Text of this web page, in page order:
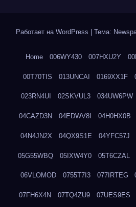
Работает на WordPress Тема:
Home 006WY430 007HXU2Y
00T70TIS 013UNCAI 0169XX1F
023RN4UI 02SKVUL3 034UW6PW
04CAZD3N 04EDWV8I 04H0HX0B
04N4JN2X 04QX9S1E 04YFC57J
05G55WBQ 05IXW4Y0 05T6CZAL
06VLOMOD 0755T7I3 077IRTEG
07FH6X4N 07TQ4ZU9 07UES9ES